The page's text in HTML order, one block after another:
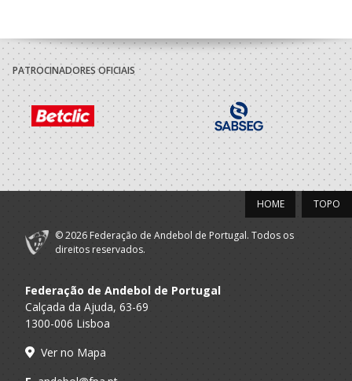
A.A. Braga
Centro Cultural
Recreativo
Fermentoes
Minis M / SUB-14 M
2020/21
A.A. Braga
Centro Cultural
Recreativo
Fermentoes
Minis M / SUB-13 M
Centro Cultural
2018/19
A.A. Braga
Recreativo
PATROCINADORES OFICIAIS
TOPO
HOME
© 2026 Federação de Andebol de Portugal. Todos os
direitos reservados.
Federação de Andebol de Portugal
Calçada da Ajuda, 63-69
1300-006 Lisboa
Ver no Mapa